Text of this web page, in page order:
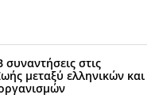
συναντήσεις στις
μεταξύ ελληνικών και